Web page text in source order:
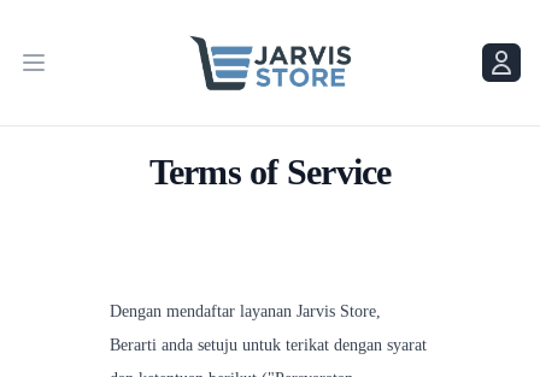
Menu
Menu
Terms of Service
Dengan mendaftar layanan Jarvis Store,
Berarti anda setuju untuk terikat dengan syarat